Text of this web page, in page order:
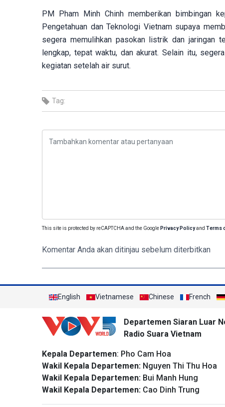
PM Pham Minh Chinh memberikan bimbingan
Pengetahuan dan Teknologi Vietnam supaya
segera memulihkan pasokan listrik dan jaringan
lengkap, tepat waktu, dan akurat. Selain itu,
kegiatan setelah air surut.
Tag:
This site is protected by reCAPTCHA and the Google Privacy Policyand Terms
Komentar Anda akan ditinjau sebelum diterbitkan
English Vietnamese Chinese French
Departemen Siaran Luar
Radio Suara Vietnam
Kepala Departemen: Pho Cam Hoa
Wakil Kepala Departemen: Nguyen Thi Thu Hoa
Wakil Kepala Departemen: Bui Manh Hung
Wakil Kepala Departemen: Cao Dinh Trung